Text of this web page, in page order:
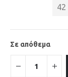
42
Σε απόθεμα